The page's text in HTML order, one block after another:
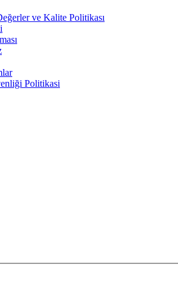
ve Kalite Politikası
Politikasi